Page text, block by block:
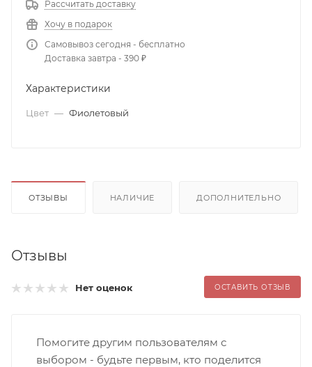
Рассчитать доставку
Хочу в подарок
Самовывоз сегодня - бесплатно
Доставка завтра - 390 ₽
Характеристики
Цвет — Фиолетовый
ОТЗЫВЫ НАЛИЧИЕ ДОПОЛНИТЕЛЬНО
Отзывы
Нет оценок ОСТАВИТЬ ОТЗЫВ
Помогите другим пользователям с
выбором - будьте первым, кто поделится